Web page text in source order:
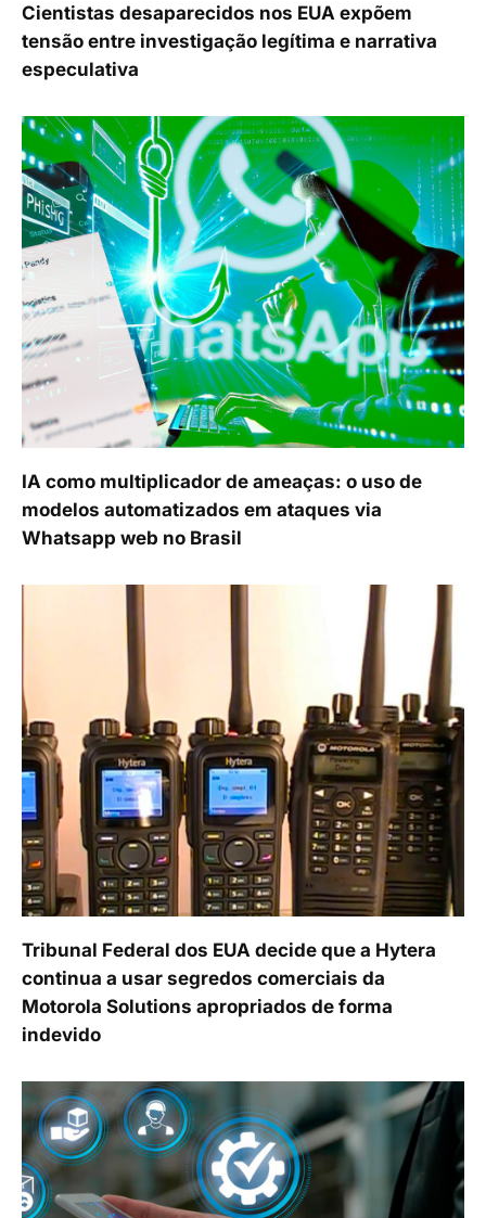
Cientistas desaparecidos nos EUA expõem
tensão entre investigação legítima e narrativa
especulativa
IA como multiplicador de ameaças: o uso de
modelos automatizados em ataques via
Whatsapp web no Brasil
Tribunal Federal dos EUA decide que a Hytera
continua a usar segredos comerciais da
Motorola Solutions apropriados de forma
indevido